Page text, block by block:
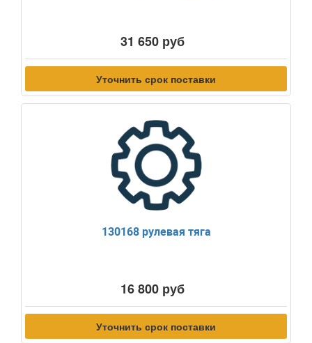
31 650 руб
Уточнить срок поставки
130168 рулевая тяга
16 800 руб
Уточнить срок поставки